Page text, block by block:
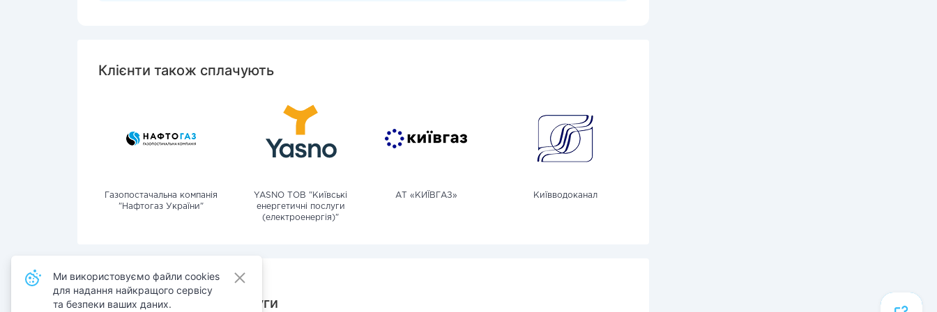
Клієнти також сплачують
Газопостачальна компанія
"Нафтогаз України"
YASNO ТОВ "Київські
енергетичні послуги
(електроенергія)"
АТ «КИЇВГАЗ» Київводоканал
Також сплачують послуги
Ми використовуємо файли cookies
для надання найкращого сервісу
та безпеки ваших даних.